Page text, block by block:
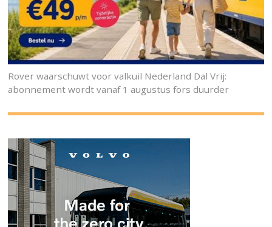
Rover waarschuwt voor valkuil Nederland Dal Vrij:
abonnement wordt vanaf 1 augustus fors duurder